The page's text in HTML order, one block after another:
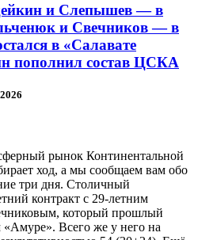
и Слепышев — в
и Свечников — в
в «Салавате
пополнил состав ЦСКА
рынок Континентальной
ход, а мы сообщаем вам обо
три дня. Столичный
контракт с 29-летним
который прошлый
«Амуре». Всего же у него на